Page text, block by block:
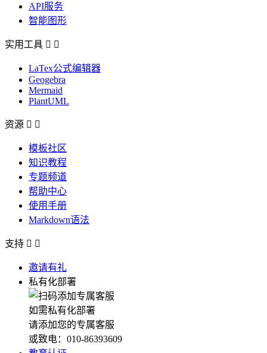
API服务
智能图形
实用工具  
LaTex公式编辑器
Geogebra
Mermaid
PlantUML
资源  
模板社区
知识教程
专题频道
帮助中心
使用手册
Markdown语法
支持  
邀请有礼
私有化部署
如需私有化部署
请添加您的专属客服
或致电：010-86393609